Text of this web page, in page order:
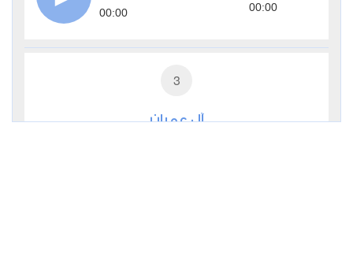
00:00 00:00
3
آل عمران